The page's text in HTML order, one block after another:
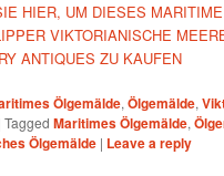
HIER, UM DIESES
VIKTORIANISCHE
ANTIQUES ZU KAUFEN
Ölgemälde,Ölgemälde,
|Tagged Maritimes Ölgemälde,
Ölgemälde | Leave a reply